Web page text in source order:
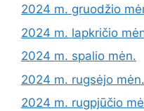
2024 m. gruodžio
2024 m. lapkričio
2024 m. spalio mėn.
2024 m. rugsėjo mėn.
2024 m. rugpjūčio